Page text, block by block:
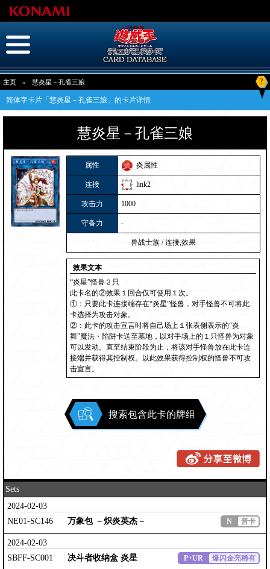
主页 » 慧炎星－孔雀三娘 ?
简体字卡片「慧炎星－孔雀三娘」的卡片详情
慧炎星－孔雀三娘
属性 炎属性
连接 link2
攻击力 1000
守备力 -
兽战士族 / 连接,效果
效果文本
“炎星”怪兽２只
此卡名的②效果１回合仅可使用１次。
①：只要此卡连接端存在“炎星”怪兽，对手怪兽不可将此
卡选择为攻击对象。
②：此卡的攻击宣言时将自己场上１张表侧表示的“炎
舞”魔法・陷阱卡送至墓地，以对手场上的１只怪兽为对象
可以发动。直至结束阶段为止，将该对手怪兽放在此卡连
接端并获得其控制权。以此效果获得控制权的怪兽不可攻
击宣言。
搜索包含此卡的牌组
Sets
2024-02-03
NE01-SC146
万象包 －炽炎英杰－ N 普卡
2024-02-03
SBFF-SC001
决斗者收纳盒 炎星 P+UR 爆闪金亮稀有